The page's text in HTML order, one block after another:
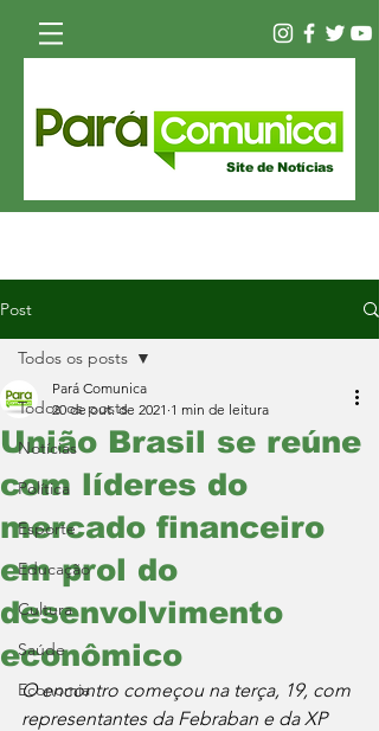
Site de Notícias
Post
Todos os posts
Notícias
Política
Esporte
Educação
Cultura
Saúde
Economia
Todos os posts
União Brasil se reúne
com líderes do
mercado financeiro
em prol do
desenvolvimento
econômico
Pará Comunica
20 de out. de 2021 1 min de leitura
O encontro começou na terça, 19, com
representantes da Febraban e da XP